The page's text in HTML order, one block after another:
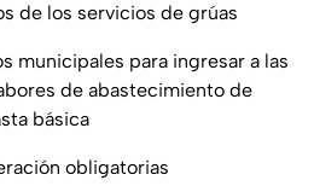
de los servicios de grúas
municipales para ingresar a las
de abastecimiento de
básica
obligatorias